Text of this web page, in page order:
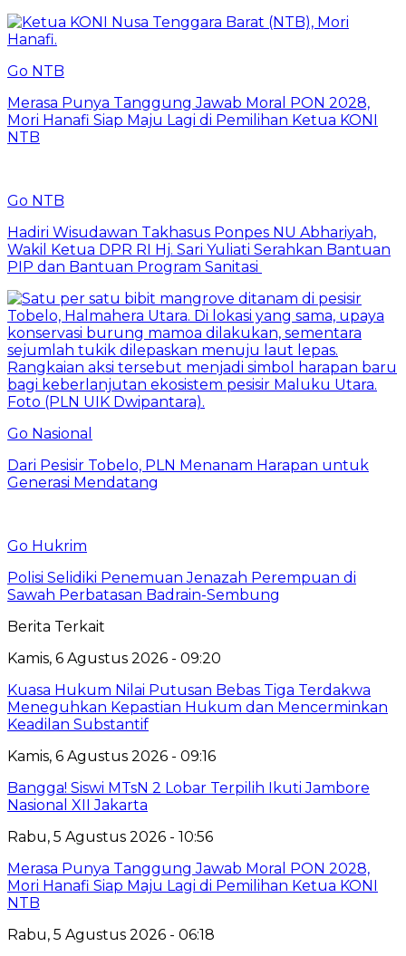
Go NTB
Merasa Punya Tanggung Jawab Moral PON 2028,
Mori Hanafi Siap Maju Lagi di Pemilihan Ketua KONI
NTB
Go NTB
Hadiri Wisudawan Takhasus Ponpes NU Abhariyah,
Wakil Ketua DPR RI Hj. Sari Yuliati Serahkan Bantuan
PIP dan Bantuan Program Sanitasi
Go Nasional
Dari Pesisir Tobelo, PLN Menanam Harapan untuk
Generasi Mendatang
Go Hukrim
Polisi Selidiki Penemuan Jenazah Perempuan di
Sawah Perbatasan Badrain-Sembung
Berita Terkait
Kamis, 6 Agustus 2026 - 09:20
Kuasa Hukum Nilai Putusan Bebas Tiga Terdakwa
Meneguhkan Kepastian Hukum dan Mencerminkan
Keadilan Substantif
Kamis, 6 Agustus 2026 - 09:16
Bangga! Siswi MTsN 2 Lobar Terpilih Ikuti Jambore
Nasional XII Jakarta
Rabu, 5 Agustus 2026 - 10:56
Merasa Punya Tanggung Jawab Moral PON 2028,
Mori Hanafi Siap Maju Lagi di Pemilihan Ketua KONI
NTB
Rabu, 5 Agustus 2026 - 06:18